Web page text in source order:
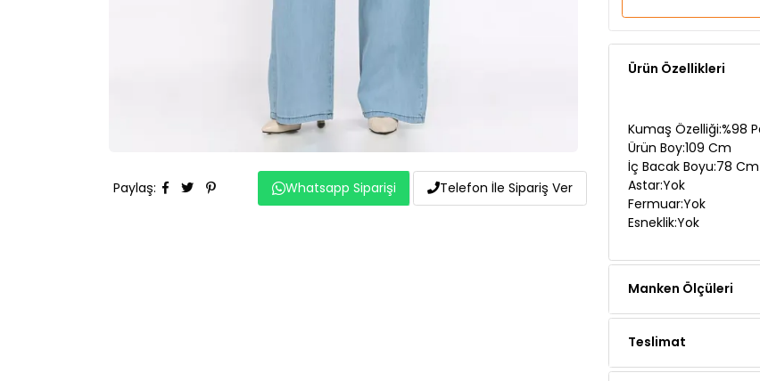
Paylaş: Whatsapp Siparişi Telefon İle Sipariş Ver
Ürün Özellikleri
İç Bacak Boyu:78 Cm
Astar:Yok
Fermuar:Yok
Esneklik:Yok